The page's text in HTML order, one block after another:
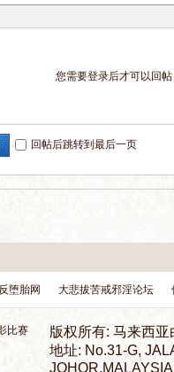
您需要登录后才可以回帖
回帖后跳转到最后一页